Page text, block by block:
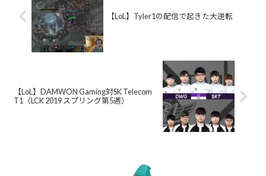
【LoL】Tyler1の配信で起きた大逆転
【LoL】DAMWON Gaming対SK Telecom
T1（LCK 2019 スプリング第5週）